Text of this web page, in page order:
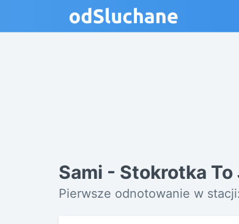
Sami - Stokrotka To
Pierwsze odnotowanie w